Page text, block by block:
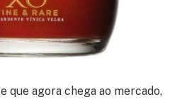
que agora chega ao mercado,